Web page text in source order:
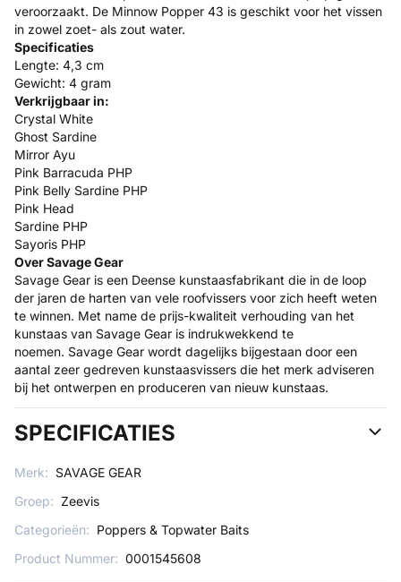
veroorzaakt. De Minnow Popper 43 is geschikt voor het vissen
in zowel zoet- als zout water.
Specificaties
Lengte: 4,3 cm
Gewicht: 4 gram
Verkrijgbaar in:
Crystal White
Ghost Sardine
Mirror Ayu
Pink Barracuda PHP
Pink Belly Sardine PHP
Pink Head
Sardine PHP
Sayoris PHP
Over Savage Gear
Savage Gear is een Deense kunstaasfabrikant die in de loop
der jaren de harten van vele roofvissers voor zich heeft weten
te winnen. Met name de prijs-kwaliteit verhouding van het
kunstaas van Savage Gear is indrukwekkend te
noemen. Savage Gear wordt dagelijks bijgestaan door een
aantal zeer gedreven kunstaasvissers die het merk adviseren
bij het ontwerpen en produceren van nieuw kunstaas.
SPECIFICATIES
Merk: SAVAGE GEAR
Groep: Zeevis
Categorieën: Poppers & Topwater Baits
Product Nummer: 0001545608